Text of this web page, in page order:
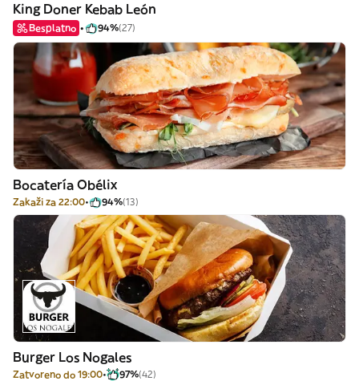
King Doner Kebab León
Besplatno 94%(27)
Bocatería Obélix
Zakaži za 22:00 94%(13)
Burger Los Nogales
Zatvoreno do 19:00 97%(42)